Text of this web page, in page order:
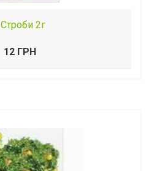
Строби 2г
12 ГРН